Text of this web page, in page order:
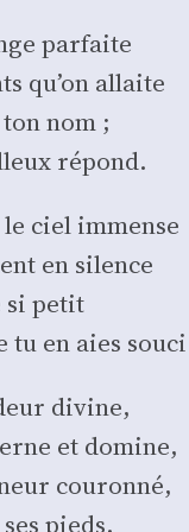
par­faite
qu’on allaite
nom ;
répond.
ciel immense
en silence
si petit
tu en aies sou­ci
divine,
et domine,
cou­ron­né,
pieds.